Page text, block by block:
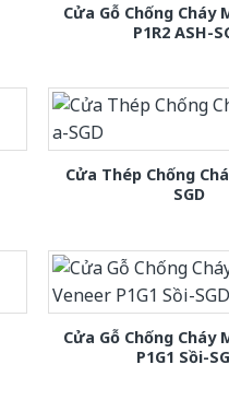
Cửa Gỗ Chống Cháy
P1R2 ASH-
Cửa Thép Chống
SGD
Cửa Gỗ Chống Cháy
P1G1 Sồi-